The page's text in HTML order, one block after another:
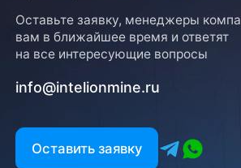
Оставьте заявку, менеджеры
вам в ближайшее время и ответят
на все интересующие вопросы
info@intelionmine.ru
Оставить заявку